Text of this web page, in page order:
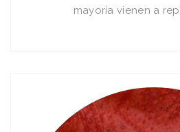
mayoría vienen a